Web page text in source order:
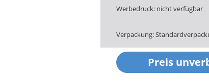
Werbedruck: nicht verfügbar
Verpackung: